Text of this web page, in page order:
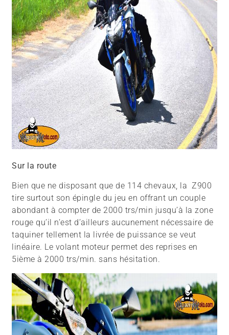
Sur la route
Bien que ne disposant que de 114 chevaux, la Z900
tire surtout son épingle du jeu en offrant un couple
abondant à compter de 2000 trs/min jusqu’à la zone
rouge qu’il n’est d’ailleurs aucunement nécessaire de
taquiner tellement la livrée de puissance se veut
linéaire. Le volant moteur permet des reprises en
5ième à 2000 trs/min. sans hésitation.